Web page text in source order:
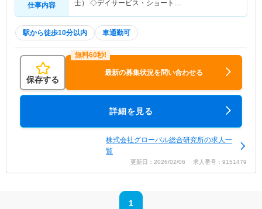
仕事内容 士） ◇デイサービス・ショート…
駅から徒歩10分以内 車通勤可
保存する
最新の募集状況を問い合わせる
詳細を見る
株式会社グローバル総合研究所の求人一
覧
更新日：2026/02/06 求人番号：9151479
1